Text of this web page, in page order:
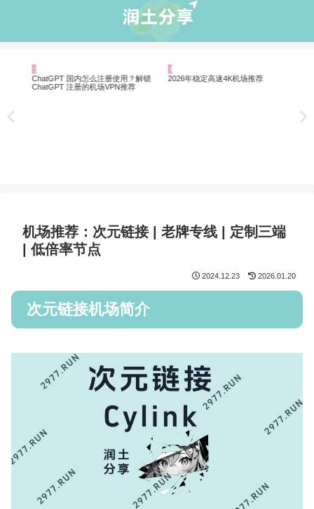
业界资讯 机场推荐
机场推荐：次元链接 | 老牌专线 | 定制三端
| 低倍率节点
2024.12.23 2026.01.20
次元链接机场简介